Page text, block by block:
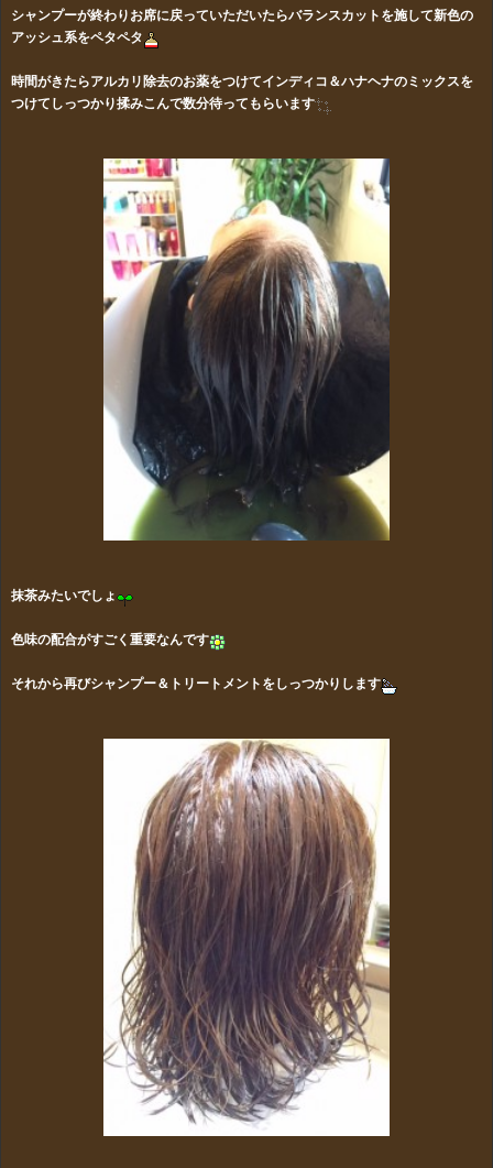
シャンプーが終わりお席に戻っていただいたらバランスカットを施して新色の
アッシュ系をペタペタ
時間がきたらアルカリ除去のお薬をつけてインディコ＆ハナヘナのミックスを
つけてしっつかり揉みこんで数分待ってもらいます
抹茶みたいでしょ
色味の配合がすごく重要なんです
それから再びシャンプー＆トリートメントをしっつかりします